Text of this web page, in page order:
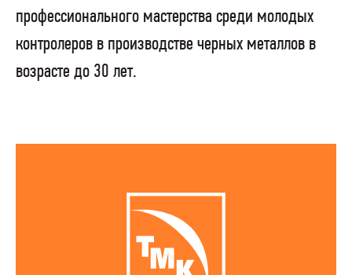
профессионального мастерства среди молодых
контролеров в производстве черных металлов в
возрасте до 30 лет.